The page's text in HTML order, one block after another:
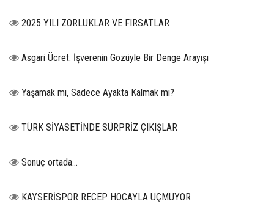
2025 YILI ZORLUKLAR VE FIRSATLAR
Asgari Ücret: İşverenin Gözüyle Bir Denge Arayışı
Yaşamak mı, Sadece Ayakta Kalmak mı?
TÜRK SİYASETİNDE SÜRPRİZ ÇIKIŞLAR
Sonuç ortada…
KAYSERİSPOR RECEP HOCAYLA UÇMUYOR